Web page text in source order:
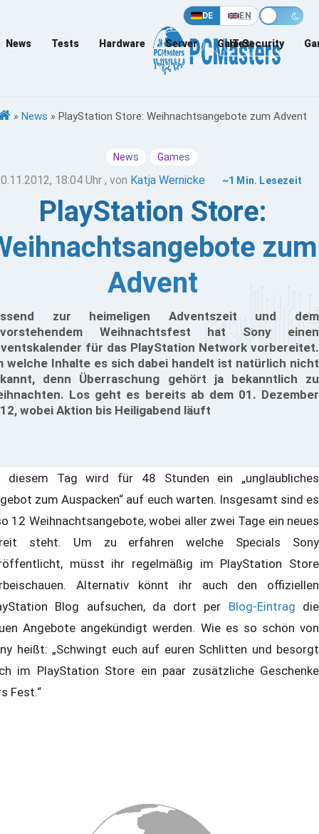
DE EN
News Tests Hardware Server Games
IT-Security
» News » PlayStation Store: Weihnachtsangebote zum Advent
News Games
18:04 Uhr , von Katja Wernicke ~1 Min. Lesezeit
PlayStation Store:
zum
Advent
zur heimeligen Adventszeit und dem
Weihnachtsfest hat Sony einen
für das PlayStation Network vorbereitet.
welche Inhalte es sich dabei handelt ist natürlich nicht
denn Überraschung gehört ja bekanntlich zu
Los geht es bereits ab dem 01. Dezember
wobei Aktion bis Heiligabend läuft
diesem Tag wird für 48 Stunden ein „unglaubliches
zum Auspacken“ auf euch warten. Insgesamt sind es
12 Weihnachtsangebote, wobei aller zwei Tage ein neues
steht. Um zu erfahren welche Specials Sony
müsst ihr regelmäßig im PlayStation Store
Alternativ könnt ihr auch den offiziellen
Blog aufsuchen, da dort per Blog-Eintrag die
Angebote angekündigt werden. Wie es so schön von
heißt: „Schwingt euch auf euren Schlitten und besorgt
im PlayStation Store ein paar zusätzliche Geschenke
Fest.“